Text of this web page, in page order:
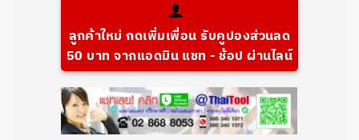
ลูกค้าใหม่ กดเพิ่มเพื่อน รับคูปองส่วนลด
50 บาท จากแอดมิน แชท - ช้อป ผ่านไลน์